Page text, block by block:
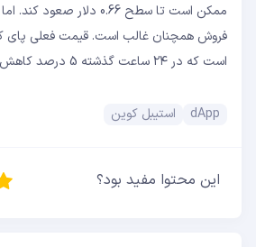
ممکن است تا سطح 0.66 دلار
است که در ۲۴ ساعت گذشته 5 درصد کاهش یافته است.
dApp استیبل کوین
این محتوا مفید بود؟